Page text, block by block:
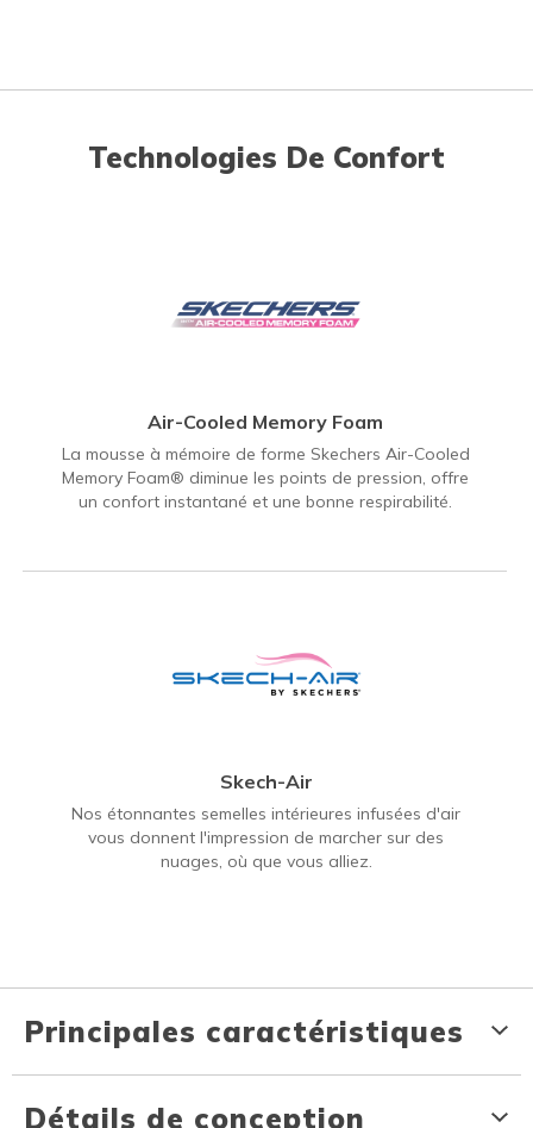
Technologies De Confort
Air-Cooled Memory Foam
La mousse à mémoire de forme Skechers Air-Cooled
Memory Foam® diminue les points de pression, offre
un confort instantané et une bonne respirabilité.
Skech-Air
Nos étonnantes semelles intérieures infusées d'air
vous donnent l'impression de marcher sur des
nuages, où que vous alliez.
Principales caractéristiques
Détails de conception